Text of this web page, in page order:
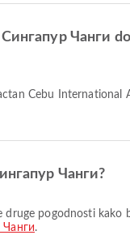
Чанги
Чанги?
.